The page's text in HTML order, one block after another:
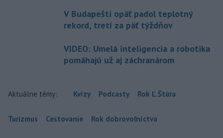
V Budapešti opäť padol teplotný
rekord, tretí za päť týždňov
VIDEO: Umelá inteligencia a robotika
pomáhajú už aj záchranárom
Aktuálne témy: Kvízy Podcasty Rok Ľ.Štúra
Turizmus Cestovanie Rok dobrovoľníctva